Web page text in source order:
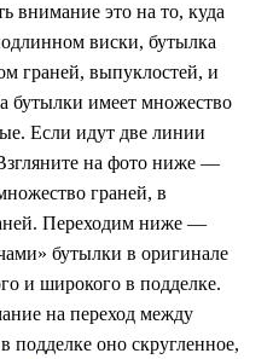
внимание это на то, куда
виски, бутылка
граней, выпуклостей, и
бутылки имеет множество
Если идут две линии
на фото ниже —
граней, в
Переходим ниже —
бутылки в оригинале
и широкого в подделке.
на переход между
подделке оно скругленное,